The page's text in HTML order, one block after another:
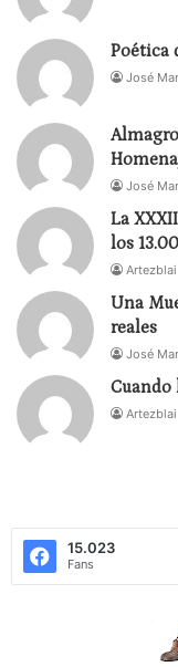
Artes Escénicas
Poética
José
José
La
los
Artezblai
Una
reales
José
Cuando
Artezblai
15.023
Fans